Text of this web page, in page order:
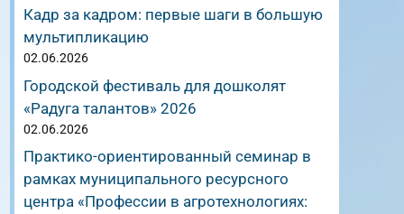
Кадр за кадром: первые шаги в большую
мультипликацию
02.06.2026
Городской фестиваль для дошколят
«Радуга талантов» 2026
02.06.2026
Практико-ориентированный семинар в
рамках муниципального ресурсного
центра «Профессии в агротехнологиях: